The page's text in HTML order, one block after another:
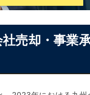
売却・事業